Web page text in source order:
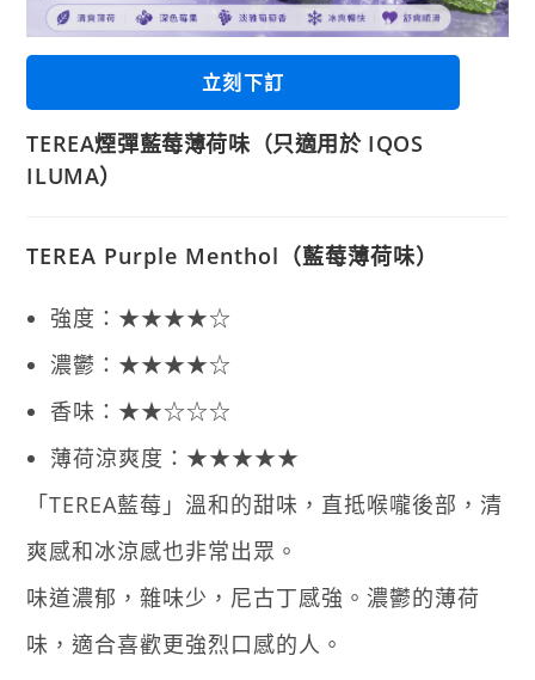
立刻下訂
TEREA煙彈藍莓薄荷味（只適用於 IQOS
ILUMA）
TEREA Purple Menthol（藍莓薄荷味）
強度：★★★★☆
濃鬱：★★★★☆
香味：★★☆☆☆
薄荷涼爽度：★★★★★
「TEREA藍莓」溫和的甜味，直抵喉嚨後部，清
爽感和冰涼感也非常出眾。
味道濃郁，雜味少，尼古丁感強。濃鬱的薄荷
味，適合喜歡更強烈口感的人。